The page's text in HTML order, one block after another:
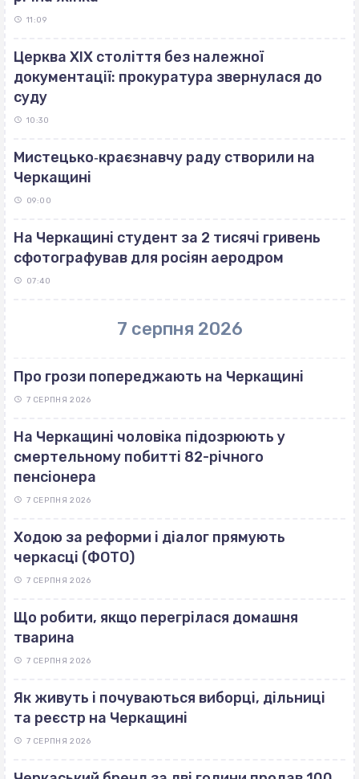
11:09
Церква ХІХ століття без належної
документації: прокуратура звернулася до
суду
10:30
Мистецько‐краєзнавчу раду створили на
Черкащині
09:00
На Черкащині студент за 2 тисячі гривень
сфотографував для росіян аеродром
07:40
7 серпня 2026
Про грози попереджають на Черкащині
7 СЕРПНЯ 2026
На Черкащині чоловіка підозрюють у
смертельному побитті 82-річного
пенсіонера
7 СЕРПНЯ 2026
Ходою за реформи і діалог прямують
черкасці (ФОТО)
7 СЕРПНЯ 2026
Що робити, якщо перегрілася домашня
тварина
7 СЕРПНЯ 2026
Як живуть і почуваються виборці, дільниці
та реєстр на Черкащині
7 СЕРПНЯ 2026